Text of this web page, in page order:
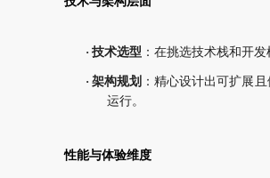
· 技术选型 ：在挑选技术栈和开
·架构规划 ：精心设计出可扩展
运行。
性能与体验维度